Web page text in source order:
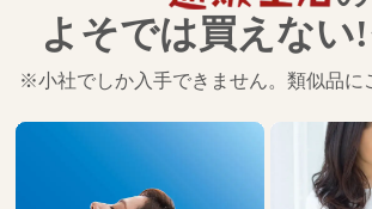
よそでは買えない!
※小社でしか入手できません。類似品に